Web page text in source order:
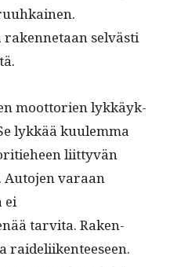
raken­netaan selvästi
moot­to­rien lykkäyk­
lykkää kuulem­ma
liit­tyvän
Auto­jen varaan
ei
tarvi­ta. Rak­en­
raideli­iken­teeseen.